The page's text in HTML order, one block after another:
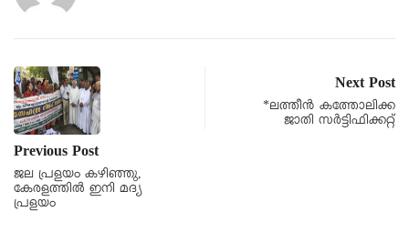
Previous Post
ജല പ്രളയം കഴിഞ്ഞു,
കേരളത്തിൽ ഇനി മദ്യ
പ്രളയം
Next Post
*ലത്തീൻ കത്തോലിക്ക
ജാതി സർട്ടിഫിക്കറ്റ്